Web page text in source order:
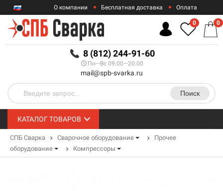
RUB
О компании Бесплатная доставка Оплата
Гарантии
8 (812) 244-91-60
Пн—Вс 09:00—20:00
mail@spb-svarka.ru
Поиск
0 0
КАТАЛОГ ТОВАРОВ
СПБ Сварка Сварочное оборудование
Прочее
оборудование
Компрессоры